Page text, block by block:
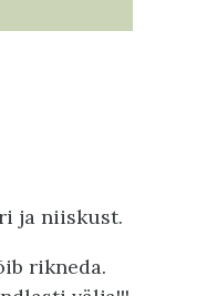
ja niiskust.
rikneda.